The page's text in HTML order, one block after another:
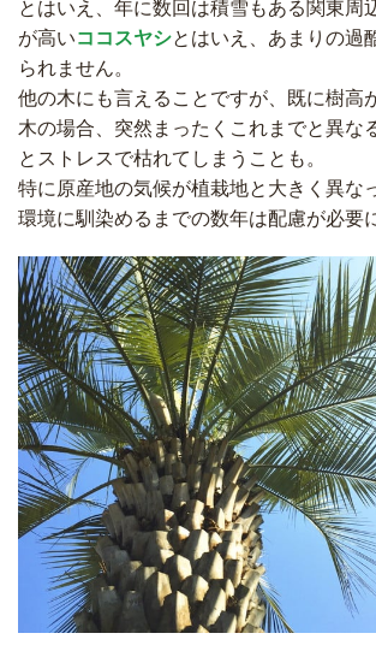
とはいえ、年に数回は積雪もある関東周
が高いココスヤシとはいえ、あまりの過
られません。
他の木にも言えることですが、既に樹高
木の場合、突然まったくこれまでと異な
とストレスで枯れてしまうことも。
特に原産地の気候が植栽地と大きく異な
環境に馴染めるまでの数年は配慮が必要